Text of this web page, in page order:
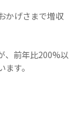
かげさまで増収
、前年比200%以
す。